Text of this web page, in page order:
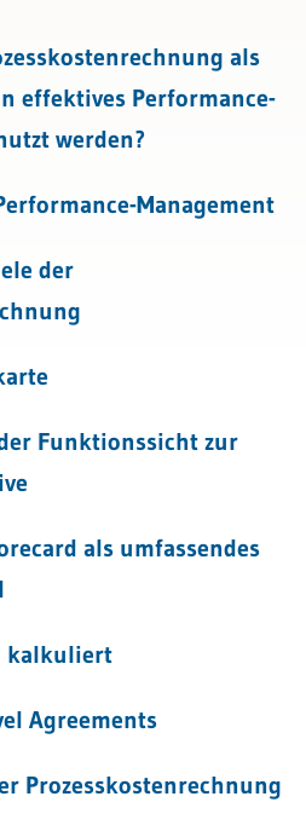
als
effektives Performance-
werden?
Management
der
Funktionssicht zur
als umfassendes
kalkuliert
Agreements
Prozesskostenrechnung